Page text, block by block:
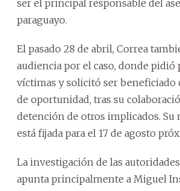
ser el principal responsable del
paraguayo.
El pasado 28 de abril, Correa
audiencia por el caso, donde pidió
víctimas y solicitó ser beneficiado
de oportunidad, tras su
detención de otros implicados. Su
está fijada para el 17 de agosto
La investigación de las
apunta principalmente a Miguel